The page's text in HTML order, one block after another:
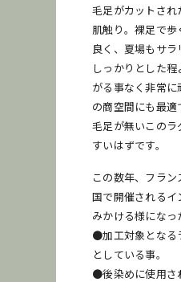
毛足がカットさ
肌触り。裸足で
良く、夏場もサラ
しっかりとした
がる事なく非常
の商空間にも最適
毛足が無いこの
すいはずです。
この数年、フラ
国で開催されるイ
みかける様にな
●加工対象となる
としている事。
●後染めに使用さ